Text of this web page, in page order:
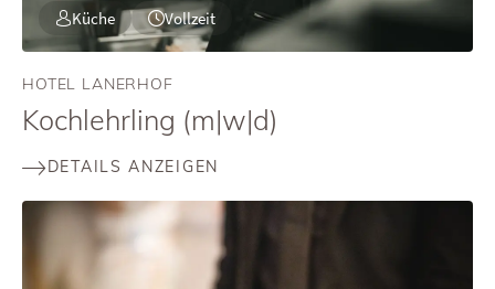
Küche Vollzeit
HOTEL LANERHOF
Kochlehrling (m|w|d)
DETAILS ANZEIGEN